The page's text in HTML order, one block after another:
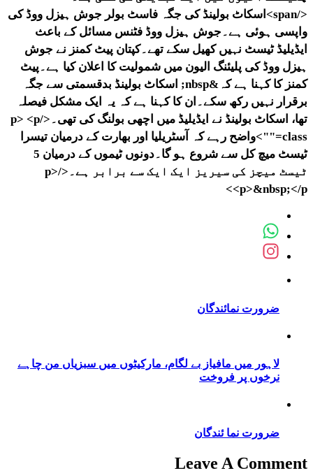
</span>اسکاٹ بولینڈ کی جگہ فاسٹ بولر جوش ہیزل ووڈ کی
واپسی ہوئی ہے۔جوش ہیزل ووڈ فٹنس مسائل کے باعث
ایڈیلیڈ ٹیسٹ نہیں کھیل سکے تھے۔کپتان پیٹ کمنز نے جوش
ہیزل ووڈ کی پلیئنگ الیون میں شمولیت کا اعلان کیا ہے۔پیٹ
کمنز کا کہنا ہے کہ&nbsp; اسکاٹ بولینڈ بدقسمتی سے جگہ
برقرار نہیں رکھ سکے۔ان کا کہنا ہے کہ یہ ایک مشکل فیصلہ
تھا، اسکاٹ بولینڈ نے ایڈیلیڈ میں اچھی بولنگ کی تھی۔</p> <p
class="">واضح رہے کہ آسٹریلیا اور بھارت کے درمیان تیسرا
ٹیسٹ میچ کل سے شروع ہو گا۔دونوں ٹیموں کے درمیان 5
ٹیسٹ میچز کی سیریز ایک ایک سے برابر ہے۔</p>
<p>&nbsp;</p>
ضرورت نمائندگان
لاہور میں مافیاز بے لگام، مارکیٹوں میں سبزیاں من چاہے
نرخوں پر فروخت
ضرورت نما ئندگان
Leave A Comment